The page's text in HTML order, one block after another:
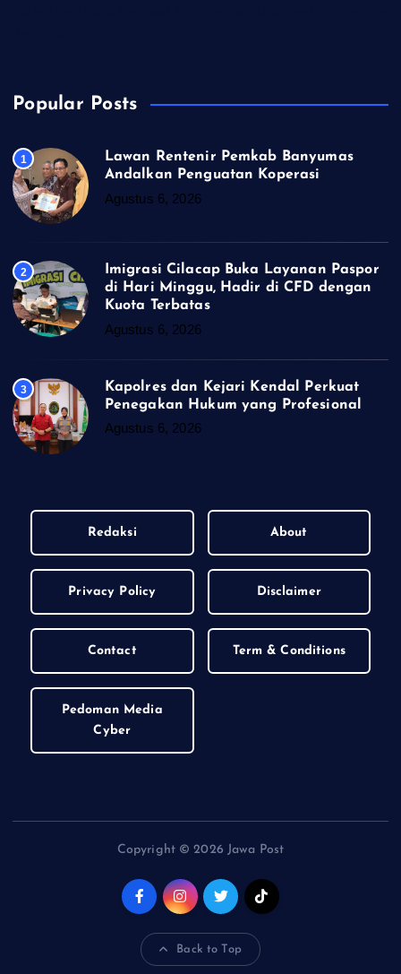
Popular Posts
1
Lawan Rentenir Pemkab Banyumas
Andalkan Penguatan Koperasi
Agustus 6, 2026
2
Imigrasi Cilacap Buka Layanan Paspor
di Hari Minggu, Hadir di CFD dengan
Kuota Terbatas
Agustus 6, 2026
3
Kapolres dan Kejari Kendal Perkuat
Penegakan Hukum yang Profesional
Agustus 6, 2026
Redaksi About
Privacy Policy Disclaimer
Contact Term & Conditions
Pedoman Media
Cyber
Copyright © 2026 Jawa Post
Back to Top